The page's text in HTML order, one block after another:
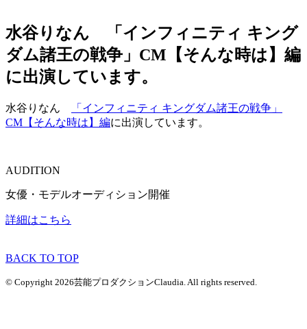
水谷りなん 「インフィニティ キング
ダム諸王の戦争」CM【そんな時は】編
に出演しています。
水谷りなん
「インフィニティ キングダム諸王の戦争」
CM【そんな時は】編に出演しています。
AUDITION
女優・モデルオーディション開催
詳細はこちら
BACK TO TOP
© Copyright 2026芸能プロダクションClaudia. All rights reserved.